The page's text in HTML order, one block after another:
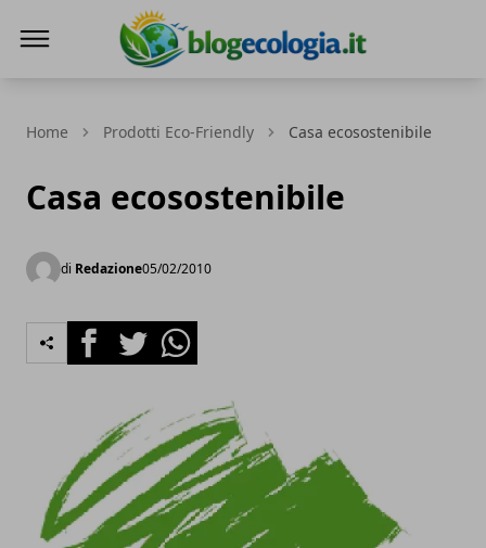
Home Prodotti Eco-Friendly Casa ecosostenibile
Casa ecosostenibile
di Redazione05/02/2010
FacebookTwitterWhatsapp